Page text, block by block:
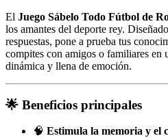
El Juego Sábelo Todo Fútbol de
los amantes del deporte rey.
respuestas, pone a prueba tus
compites con amigos o familiares en
dinámica y llena de emoción.
🌟 Beneficios principales
🧠 Estimula la memoria y el